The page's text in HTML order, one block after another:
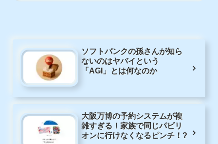
ソフトバンクの孫さんが知ら
ないのはヤバイという
「AGI」とは何なのか
大阪万博の予約システムが複
雑すぎる！家族で同じパビリ
オンに行けなくなるピンチ！?